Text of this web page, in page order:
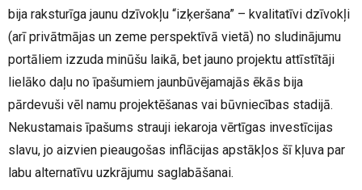
bija raksturīga jaunu dzīvokļu “izķeršana” – kvalitatīvi dzīvokļi
(arī privātmājas un zeme perspektīvā vietā) no sludinājumu
portāliem izzuda minūšu laikā, bet jauno projektu attīstītāji
lielāko daļu no īpašumiem jaunbūvējamajās ēkās bija
pārdevuši vēl namu projektēšanas vai būvniecības stadijā.
Nekustamais īpašums strauji iekaroja vērtīgas investīcijas
slavu, jo aizvien pieaugošas inflācijas apstākļos šī kļuva par
labu alternatīvu uzkrājumu saglabāšanai.